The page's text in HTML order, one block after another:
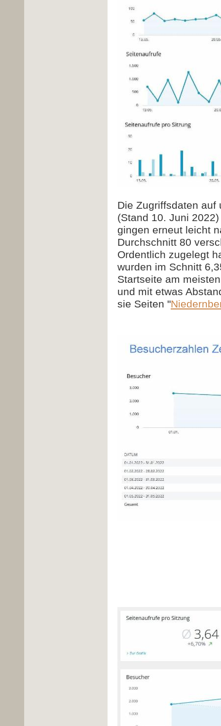
Die Zugriffsdaten auf
(Stand 10. Juni
gingen erneut leicht
Durchschnitt 80
Ordentlich zugelegt
wurden im Schnitt
Startseite am
und mit etwas
sie Seiten "